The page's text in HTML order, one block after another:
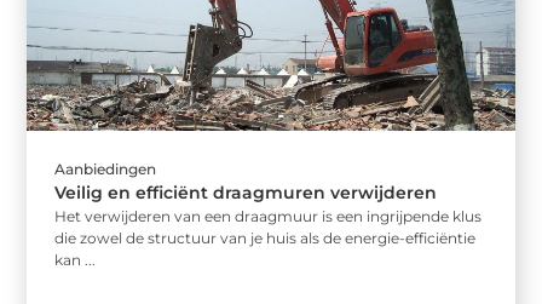
Aanbiedingen
Veilig en efficiënt draagmuren verwijderen
Het verwijderen van een draagmuur is een ingrijpende klus
die zowel de structuur van je huis als de energie-efficiëntie
kan ...